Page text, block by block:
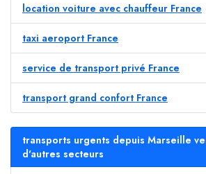
location voiture avec chauffeur France
taxi aeroport France
service de transport privé France
transport grand confort France
transports urgents depuis Marseille
d'autres secteurs